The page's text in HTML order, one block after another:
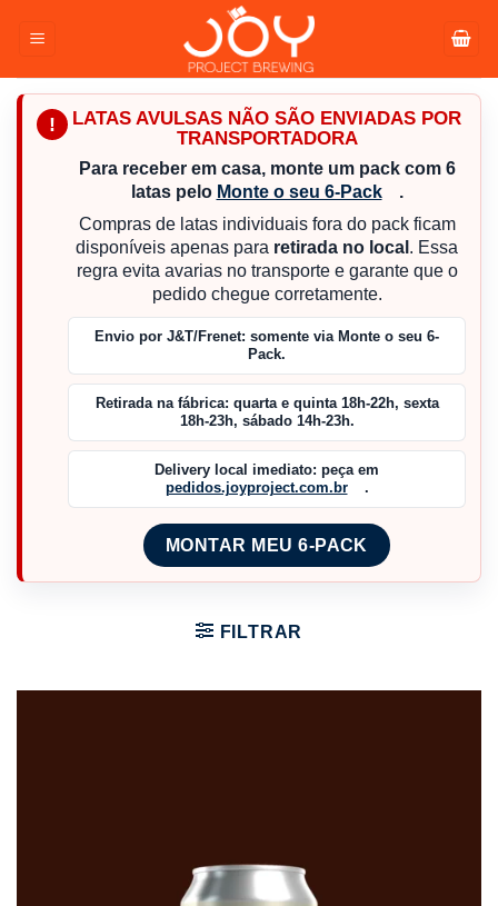
para
conteúdo
!
LATAS AVULSAS NÃO SÃO ENVIADAS POR
TRANSPORTADORA
Para receber em casa, monte um pack com 6
latas pelo Monte o seu 6-Pack
.
Compras de latas individuais fora do pack ficam
disponíveis apenas para retirada no local . Essa
regra evita avarias no transporte e garante que o
pedido chegue corretamente.
Envio por J&T/Frenet: somente via Monte o seu 6-
Pack.
Retirada na fábrica: quarta e quinta 18h-22h, sexta
18h-23h, sábado 14h-23h.
Delivery local imediato: peça em
pedidos.joyproject.com.br
.
MONTAR MEU 6-PACK
FILTRAR